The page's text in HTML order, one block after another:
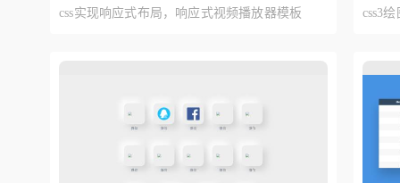
css实现响应式布局，响应式视频播放器模板 css3